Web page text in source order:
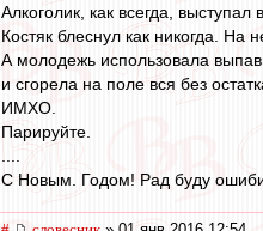
Алкоголик, как всегда,
Костяк блеснул как никогда. На
А молодежь использовала
и сгорела на поле вся без
ИМХО.
Парируйте.
С Новым. Годом! Рад буду